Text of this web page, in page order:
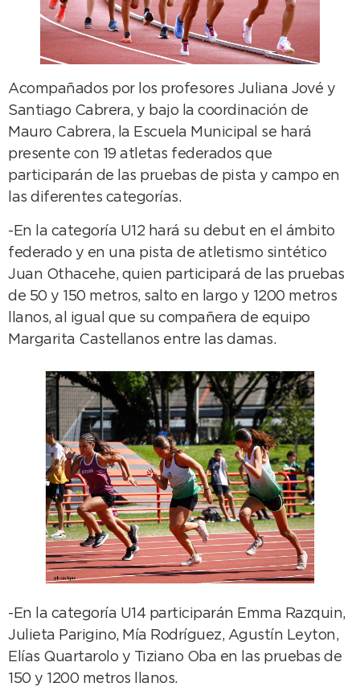
Acompañados por los profesores Juliana Jové y
Santiago Cabrera, y bajo la coordinación de
Mauro Cabrera, la Escuela Municipal se hará
presente con 19 atletas federados que
participarán de las pruebas de pista y campo en
las diferentes categorías.
-En la categoría U12 hará su debut en el ámbito
federado y en una pista de atletismo sintético
Juan Othacehe, quien participará de las pruebas
de 50 y 150 metros, salto en largo y 1200 metros
llanos, al igual que su compañera de equipo
Margarita Castellanos entre las damas.
-En la categoría U14 participarán Emma Razquin,
Julieta Parigino, Mía Rodríguez, Agustín Leyton,
Elías Quartarolo y Tiziano Oba en las pruebas de
150 y 1200 metros llanos.